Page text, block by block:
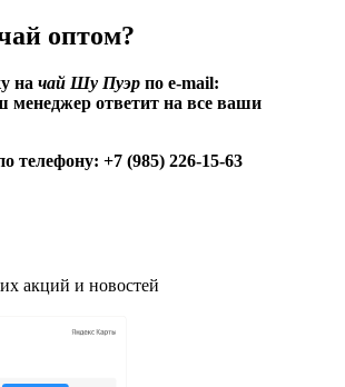
оптом?
на чай Шу Пуэр по e-mail:
менеджер ответит на все ваши
телефону: +7 (985) 226-15-63
акций и новостей